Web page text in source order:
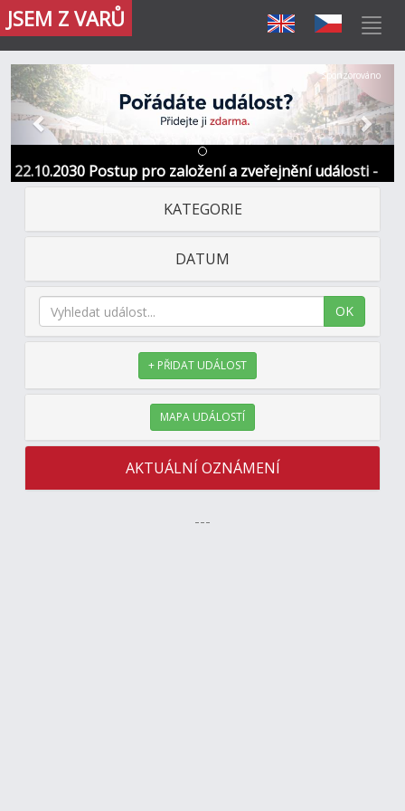
JSEM Z VARŮ
22.10.2030 Postup pro založení a zveřejnění události -
Informace / kontakt
Předchozí Další
Sponzorováno
KATEGORIE
DATUM
OK
+ PŘIDAT UDÁLOST
MAPA UDÁLOSTÍ
AKTUÁLNÍ OZNÁMENÍ
---